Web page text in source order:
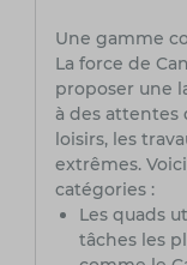
Une gamme
La force de
proposer une
à des attentes
loisirs, les
extrêmes.
catégories :
Les quads
tâches les